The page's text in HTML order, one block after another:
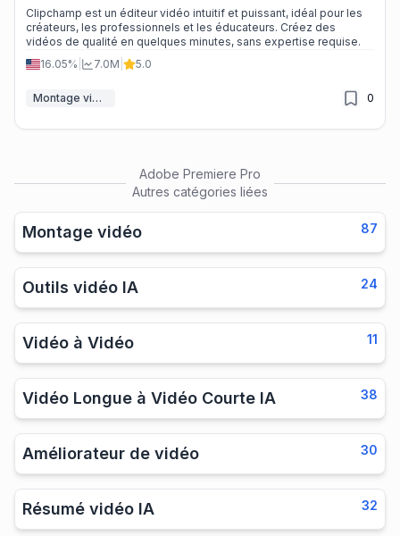
Clipchamp est un éditeur vidéo intuitif et puissant, idéal pour les
créateurs, les professionnels et les éducateurs. Créez des
vidéos de qualité en quelques minutes, sans expertise requise.
16.05%
7.0M 5.0
Montage vidéo 0
Adobe Premiere Pro
Autres catégories liées
Montage vidéo 87
Outils vidéo IA 24
Vidéo à Vidéo 11
Vidéo Longue à Vidéo Courte IA 38
Améliorateur de vidéo 30
Résumé vidéo IA 32